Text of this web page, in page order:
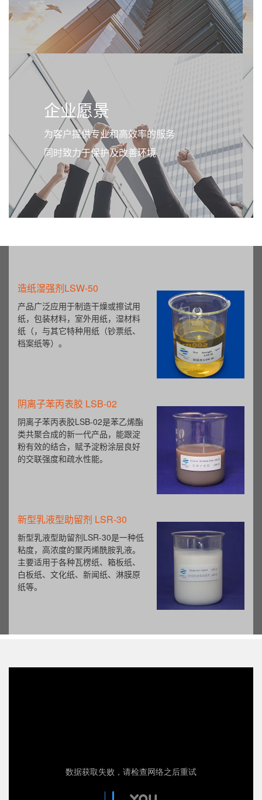
企业愿景
为客户提供专业和高效率的服务
同时致力于保护及改善环境
造纸湿强剂LSW-50
产品广泛应用于制造干燥或擦试用
纸，包装材料，室外用纸，湿材料
纸（，与其它特种用纸（钞票纸、
档案纸等）。
阴离子苯丙表胶 LSB-02
阴离子苯丙表胶LSB-02是苯乙烯酯
类共聚合成的新一代产品，能跟淀
粉有效的结合，赋予淀粉涂层良好
的交联强度和疏水性能。
新型乳液型助留剂 LSR-30
新型乳液型助留剂LSR-30是一种低
粘度，高浓度的聚丙烯酰胺乳液。
主要适用于各种瓦楞纸、箱板纸、
白板纸、文化纸、新闻纸、淋膜原
纸等。